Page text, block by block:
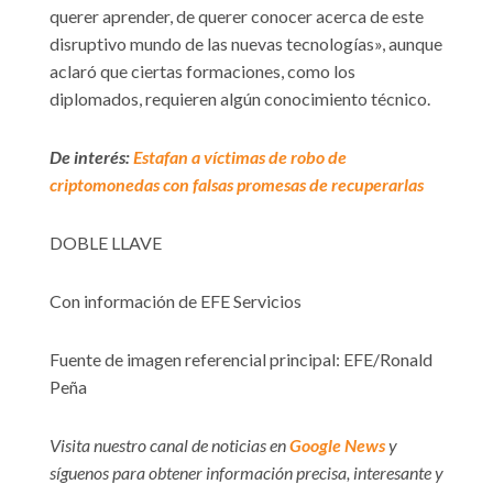
querer aprender, de querer conocer acerca de este
disruptivo mundo de las nuevas tecnologías», aunque
aclaró que ciertas formaciones, como los
diplomados, requieren algún conocimiento técnico.
De interés:Estafan a víctimas de robo de
criptomonedas con falsas promesas de recuperarlas
DOBLE LLAVE
Con información de EFE Servicios
Fuente de imagen referencial principal: EFE/Ronald
Peña
Visita nuestro canal de noticias enGoogle Newsy
síguenos para obtener información precisa, interesante y